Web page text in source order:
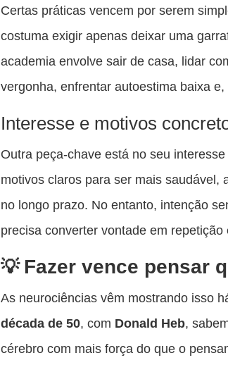
Certas práticas vencem por serem
costuma exigir apenas deixar uma
academia envolve sair de casa, lidar
vergonha, enfrentar autoestima baixa
Interesse e motivos
Outra peça-chave está no seu
motivos claros para ser mais saudável,
no longo prazo. No entanto, intenção
precisa converter vontade em repetição
Fazer vence pensar
As neurociências vêm mostrando isso
década de 50, com Donald Heb,
cérebro com mais força do que o